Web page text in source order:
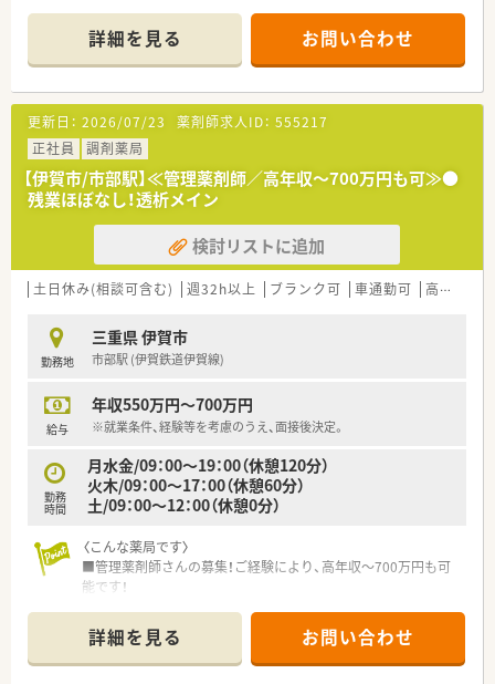
＼こんなお仕事です／
薬剤師職として事務的・学術的な立場から支店全体をサポート頂
くポジションになります。
・薬事関連業務(保健所への届出業務、お得意先の許可状況)
・品質管理業務(医薬品の温度管理、期限管理、衛生管理)
・DI業務(医療機関や薬局からの問い合わせ対応)
・教育業務(社内従業員への研修をサポート役として指導)
＼こんな会社です／
■医療用医薬品を中心に、検査試薬、医療機器等をはじめ医療現
場で必要なあらゆるものを取り扱うプライム市場上場企業で
す。
■医薬品卸業以外にも病医院や薬局の運営を情報面で支えるシ
います。
■定期的な研修や、エリア内でのつながりも活発！薬剤師フォロ
ーのための専門部署もございますので安心して働けます。
※50才以上は嘱託社員としての採用となります。
※定年60才（65才までの継続雇用有）
詳細を見る お問い合わせ
更新日： 2026/07/23 薬剤師求人ID： 555217
正社員
調剤薬局
【伊賀市/市部駅】≪管理薬剤師／高年収～700万円も可≫●
残業ほぼなし！透析メイン
検討リストに追加
土日休み(相談可含む) 週32h以上 ブランク可 車通勤可 高給与(600万円以上)
勤務地
三重県 伊賀市
市部駅 (伊賀鉄道伊賀線)
給与
年収550万円～700万円
※就業条件、経験等を考慮のうえ、面接後決定。
勤務
時間
月水金/09：00～19：00（休憩120分）
火木/09：00～17：00（休憩60分）
土/09：00～12：00（休憩0分）
〈こんな薬局です〉
■管理薬剤師さんの募集！ご経験により、高年収～700万円も可
能です！
■処方箋枚数は水曜日は50枚/日、それ以外の曜日は20枚/日程
度です。
■残業はほぼなし、プライベートの時間を大切にしながら勤務で
詳細を見る お問い合わせ